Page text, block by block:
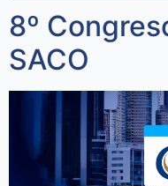
8º
SACO